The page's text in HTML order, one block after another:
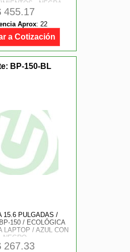
- NEGRA
455.17
Aprox: 22
a Cotización
BP-150-BL
15.6 PULGADAS /
150 / ECOLÓGICA
LAPTOP / AZUL CON
NEGRO
267.33